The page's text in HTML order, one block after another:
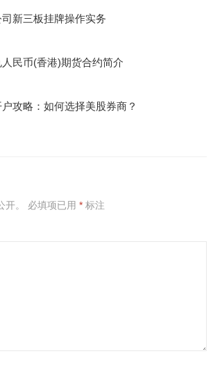
新三板挂牌操作实务
人民币(香港)期货合约简介
攻略：如何选择美股券商？
。 必填项已用 *标注